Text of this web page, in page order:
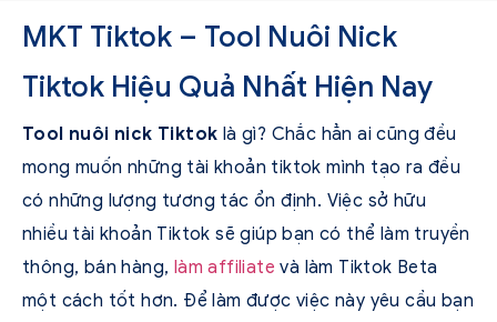
MKT Tiktok – Tool Nuôi Nick
Tiktok Hiệu Quả Nhất Hiện Nay
Tool nuôi nick Tiktok là gì? Chắc hẳn ai cũng đều
mong muốn những tài khoản tiktok mình tạo ra đều
có những lượng tương tác ổn định. Việc sở hữu
nhiều tài khoản Tiktok sẽ giúp bạn có thể làm truyền
thông, bán hàng, làm affiliate và làm Tiktok Beta
một cách tốt hơn. Để làm được việc này yêu cầu bạn